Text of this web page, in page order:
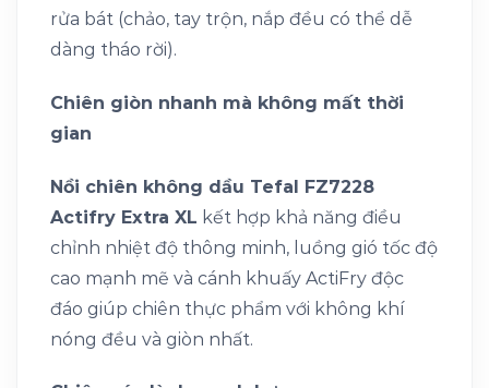
rửa bát (chảo, tay trộn, nắp đều có thể dễ
dàng tháo rời).
Chiên giòn nhanh mà không mất thời
gian
Nồi chiên không dầu Tefal FZ7228
Actifry Extra XL kết hợp khả năng điều
chỉnh nhiệt độ thông minh, luồng gió tốc độ
cao mạnh mẽ và cánh khuấy ActiFry độc
đáo giúp chiên thực phẩm với không khí
nóng đều và giòn nhất.